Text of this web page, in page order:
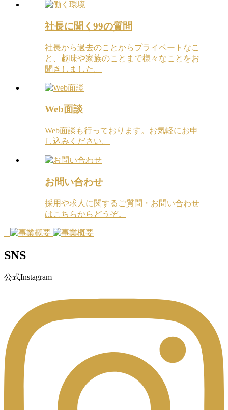
社長に聞く99の質問
社長から過去のことからプライベートなこ
と、趣味や家族のことまで様々なことをお
聞きしました。
Web面談
Web面談も行っております。お気軽にお申
し込みください。
お問い合わせ
採用や求人に関するご質問・お問い合わせ
はこちらからどうぞ。
SNS
公式Instagram